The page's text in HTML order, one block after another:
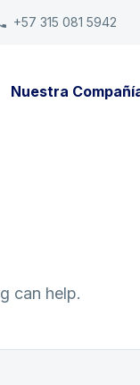
+57 315 081 5942
Nuestra
can help.